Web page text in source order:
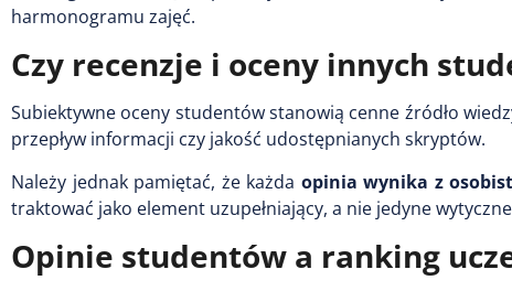
harmonogramu zajęć.
Czy recenzje i oceny innych
Subiektywne oceny studentów stanowią cenne źródło
przepływ informacji czy jakość udostępnianych skryptów.
Należy jednak pamiętać, że każda opinia wynika z
traktować jako element uzupełniający, a nie jedyne
Opinie studentów a ranking